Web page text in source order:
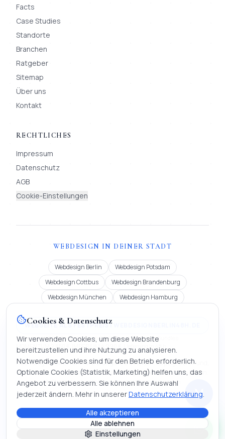
Facts
Case Studies
Standorte
Branchen
Ratgeber
Sitemap
Über uns
Kontakt
RECHTLICHES
Impressum
Datenschutz
AGB
Cookie-Einstellungen
WEBDESIGN IN DEINER STADT
Webdesign Berlin
Webdesign Potsdam
Webdesign Cottbus
Webdesign Brandenburg
Webdesign München
Webdesign Hamburg
WEBSEITE ALS FESTPREIS | WEBDESIGNBERLIN48H.DE
Festpreis ab 900 € oder Miete ab 99 €/Monat (12 Mon.). Bundles
MOMENTUM 2.850 €, IMPERIUM 4.990 €. Lieferung in 48 h.
Auch tätig in Köln, Frankfurt, Stuttgart, Düsseldorf, Leipzig, Dortmund,
Bremen, Dresden, Hannover und Nürnberg | Webseite erstellen lassen,
KI-Chatbot entwickeln und digitale Firmenmappen.
©2026Mihajlo Systems.Webentwicklung, KI & Automatisierung. Alle
Rechte vorbehalten. · Stand:15. Mai 2026
M
Cookies & Datenschutz
Wir verwenden Cookies, um diese Website
bereitzustellen und ihre Nutzung zu analysieren.
Notwendige Cookies sind für den Betrieb erforderlich.
Optionale Cookies (Statistik, Marketing) helfen uns, das
Angebot zu verbessern. Sie können Ihre Auswahl
jederzeit ändern. Mehr in unsererDatenschutzerklärung.
Alle akzeptieren
Alle ablehnen
Einstellungen